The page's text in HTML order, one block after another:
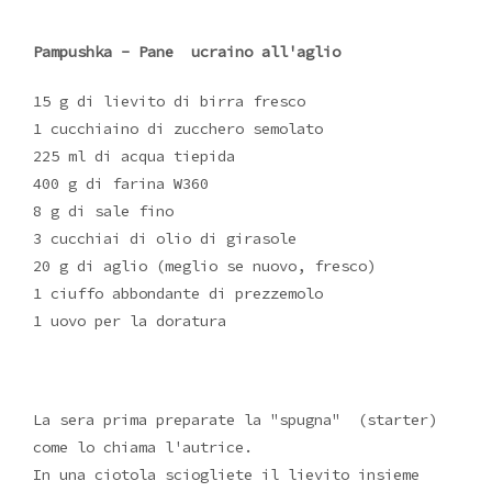
Pampushka - Pane ucraino all'aglio
15 g di lievito di birra fresco
1 cucchiaino di zucchero semolato
225 ml di acqua tiepida
400 g di farina W360
8 g di sale fino
3 cucchiai di olio di girasole
20 g di aglio (meglio se nuovo, fresco)
1 ciuffo abbondante di prezzemolo
1 uovo per la doratura
La sera prima preparate la "spugna" (starter)
come lo chiama l'autrice.
In una ciotola sciogliete il lievito insieme